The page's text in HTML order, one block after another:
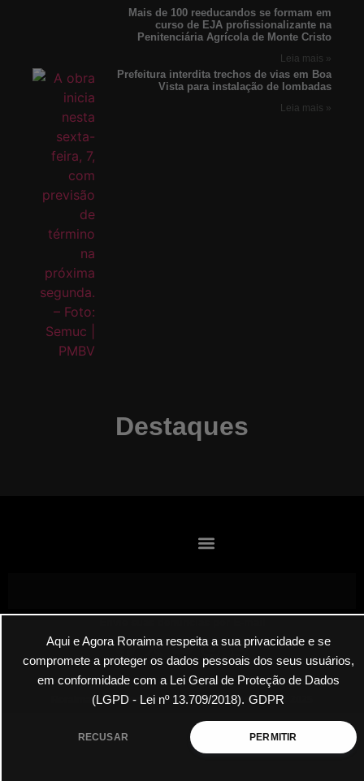
Aqui e Agora Roraima respeita a sua privacidade e se
compromete a proteger os dados pessoais dos seus usuários,
em conformidade com a Lei Geral de Proteção de Dados
(LGPD - Lei nº 13.709/2018). GDPR
RECUSAR PERMITIR
Destaques
Mais de 100 reeducandos se formam em
curso de EJA profissionalizante na
Penitenciária Agrícola de Monte Cristo
Leia mais »
Prefeitura interdita trechos de vias em Boa
Vista para instalação de lombadas
Leia mais »
Roraima Aqui Agora Todos os Direitos Reservados 2025